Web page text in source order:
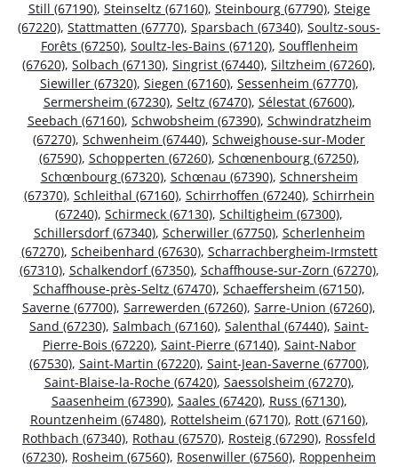
Still (67190), Steinseltz (67160), Steinbourg (67790), Steige
(67220), Stattmatten (67770), Sparsbach (67340), Soultz-sous-
Forêts (67250), Soultz-les-Bains (67120), Soufflenheim
(67620), Solbach (67130), Singrist (67440), Siltzheim (67260),
Siewiller (67320), Siegen (67160), Sessenheim (67770),
Sermersheim (67230), Seltz (67470), Sélestat (67600),
Seebach (67160), Schwobsheim (67390), Schwindratzheim
(67270), Schwenheim (67440), Schweighouse-sur-Moder
(67590), Schopperten (67260), Schœnenbourg (67250),
Schœnbourg (67320), Schœnau (67390), Schnersheim
(67370), Schleithal (67160), Schirrhoffen (67240), Schirrhein
(67240), Schirmeck (67130), Schiltigheim (67300),
Schillersdorf (67340), Scherwiller (67750), Scherlenheim
(67270), Scheibenhard (67630), Scharrachbergheim-Irmstett
(67310), Schalkendorf (67350), Schaffhouse-sur-Zorn (67270),
Schaffhouse-près-Seltz (67470), Schaeffersheim (67150),
Saverne (67700), Sarrewerden (67260), Sarre-Union (67260),
Sand (67230), Salmbach (67160), Salenthal (67440), Saint-
Pierre-Bois (67220), Saint-Pierre (67140), Saint-Nabor
(67530), Saint-Martin (67220), Saint-Jean-Saverne (67700),
Saint-Blaise-la-Roche (67420), Saessolsheim (67270),
Saasenheim (67390), Saales (67420), Russ (67130),
Rountzenheim (67480), Rottelsheim (67170), Rott (67160),
Rothbach (67340), Rothau (67570), Rosteig (67290), Rossfeld
(67230), Rosheim (67560), Rosenwiller (67560), Roppenheim